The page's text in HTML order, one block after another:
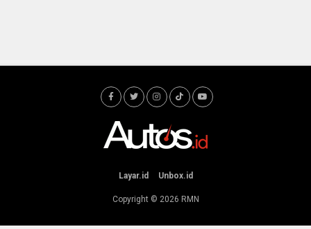
Layar.id Unbox.id
Copyright © 2026 RMN